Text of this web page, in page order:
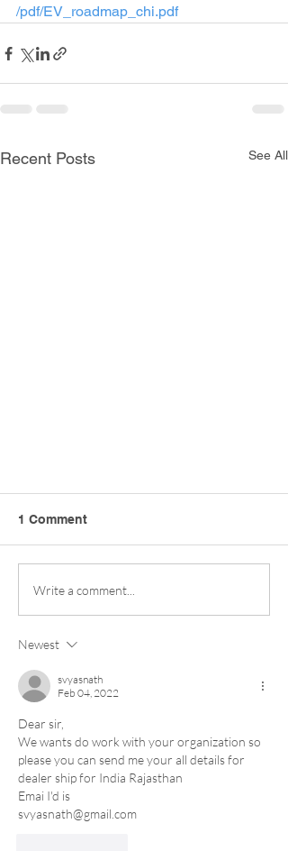
/pdf/EV_roadmap_chi.pdf
Recent Posts See All
EV 屋苑充電易資助計劃介紹
1 Comment
Write a comment...
Newest
svyasnath
Feb 04, 2022
Dear sir,
We wants do work with your organization so
please you can send me your all details for
dealer ship for India Rajasthan
Emai I'd is
svyasnath@gmail.com